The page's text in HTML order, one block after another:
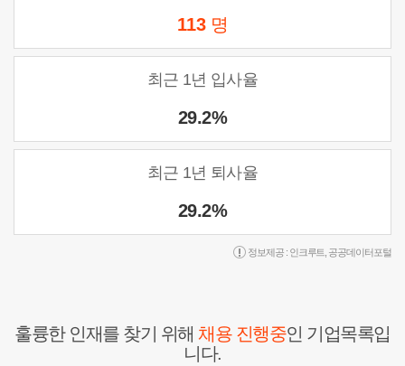
113 명
최근 1년 입사율
29.2%
최근 1년 퇴사율
29.2%
정보제공 : 인크루트 공공데이터포털
훌륭한 인재를 찾기 위해채용 진행중인 기업목록입
니다.